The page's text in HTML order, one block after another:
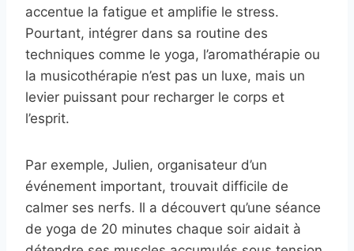
accentue la fatigue et amplifie le stress.
Pourtant, intégrer dans sa routine des
techniques comme le yoga, l’aromathérapie ou
la musicothérapie n’est pas un luxe, mais un
levier puissant pour recharger le corps et
l’esprit.
Par exemple, Julien, organisateur d’un
événement important, trouvait difficile de
calmer ses nerfs. Il a découvert qu’une séance
de yoga de 20 minutes chaque soir aidait à